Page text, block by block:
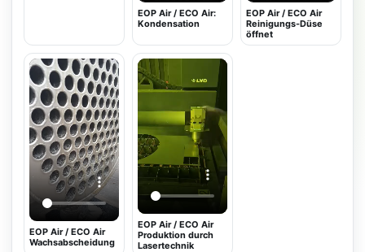
EOP Air / ECO Air:
Kondensation
EOP Air / ECO Air
Reinigungs-Düse
öffnet
EOP Air / ECO Air
Wachsabscheidung
EOP Air / ECO Air
Produktion durch
Lasertechnik